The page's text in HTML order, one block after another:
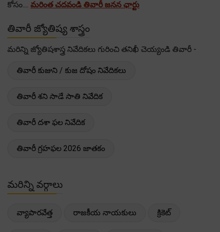
కోసం.... మరింత చదవండి తివారీ జనన ఛార్టు
తివారీ జ్యోతిష్య శాస్త్రం
మరిన్ని జ్యోతిషశాస్త్ర నివేదికలు గురించి తనిఖీ చెయ్యండి తివారీ -
తివారీ కుజుని / కుజ దోషం నివేదికలు
తివారీ శని సాడే సాతి నివేదిక
తివారీ దశా ఫల నివేదిక
తివారీ గ్రహఫల 2026 జాతకం
మరిన్ని వర్గాలు
వ్యాపారవేత్త రాజకీయ నాయకులు క్రికెట్